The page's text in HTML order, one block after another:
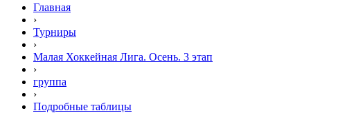
Главная
›
Турниры
›
Малая Хоккейная Лига. Осень. 3 этап
›
группа
›
Подробные таблицы